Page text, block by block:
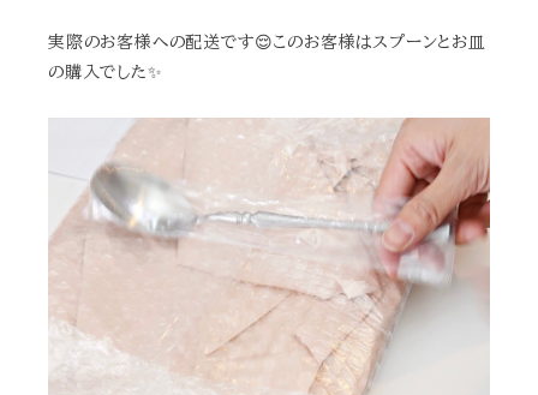
実際のお客様への配送です😌このお客様はスプーンとお皿
の購入でした✨